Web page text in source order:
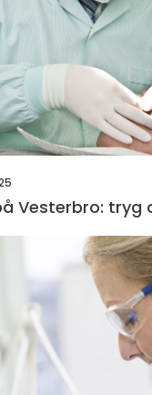
Vesterbro: tryg